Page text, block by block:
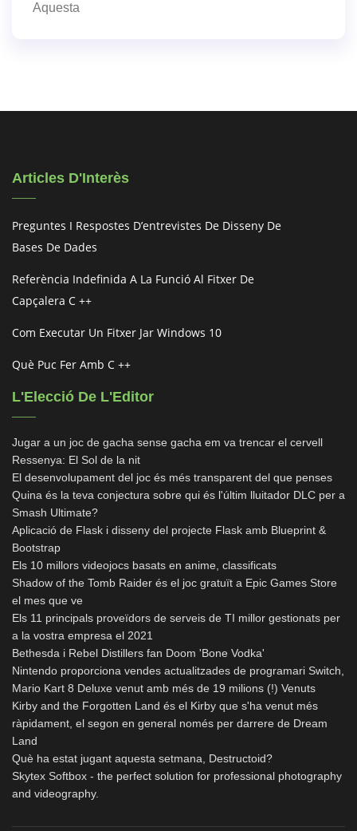
Aquesta
Articles D'Interès
Preguntes I Respostes D’entrevistes De Disseny De
Bases De Dades
Referència Indefinida A La Funció Al Fitxer De
Capçalera C ++
Com Executar Un Fitxer Jar Windows 10
Què Puc Fer Amb C ++
L'Elecció De L'Editor
Jugar a un joc de gacha sense gacha em va trencar el cervell
Ressenya: El Sol de la nit
El desenvolupament del joc és més transparent del que penses
Quina és la teva conjectura sobre qui és l'últim lluitador DLC per a
Smash Ultimate?
Aplicació de Flask i disseny del projecte Flask amb Blueprint &
Bootstrap
Els 10 millors videojocs basats en anime, classificats
Shadow of the Tomb Raider és el joc gratuït a Epic Games Store
el mes que ve
Els 11 principals proveïdors de serveis de TI millor gestionats per
a la vostra empresa el 2021
Bethesda i Rebel Distillers fan Doom 'Bone Vodka'
Nintendo proporciona vendes actualitzades de programari Switch,
Mario Kart 8 Deluxe venut amb més de 19 milions (!) Venuts
Kirby and the Forgotten Land és el Kirby que s'ha venut més
ràpidament, el segon en general només per darrere de Dream
Land
Què ha estat jugant aquesta setmana, Destructoid?
Skytex Softbox - the perfect solution for professional photography
and videography.